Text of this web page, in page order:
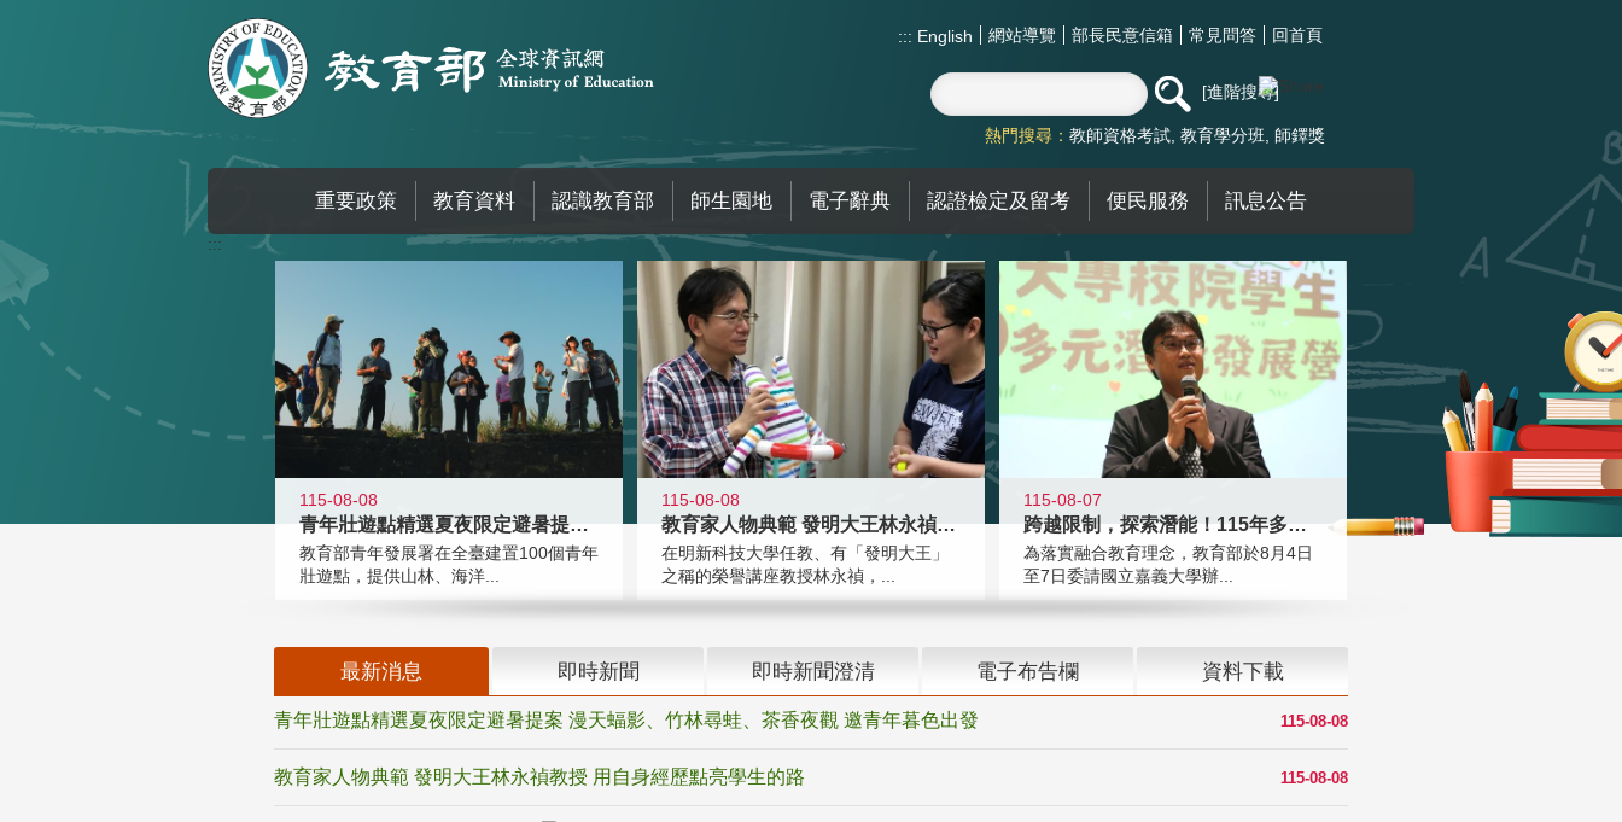
::: English 網站導覽 部長民意信箱 常見問答 回首頁
進階搜尋
熱門搜尋： 教師資格考試 教育學分班 師鐸獎
重要政策 教育資料 認識教育部 師生園地 電子辭典 認證檢定及留考 便民服務 訊息公告
:::
115-08-08
青年壯遊點精選夏夜限定避暑提案 漫
教育部青年發展署在全臺建置100個青年
壯遊點，提供山林、海洋...
115-08-08
教育家人物典範 發明大王林永禎教授
在明新科技大學任教、有「發明大王」
之稱的榮譽講座教授林永禎，...
115-08-07
跨越限制，探索潛能！115年多元潛
為落實融合教育理念，教育部於8月4日
至7日委請國立嘉義大學辦...
最新消息 即時新聞 即時新聞澄清 電子布告欄 資料下載
115-08-08
青年壯遊點精選夏夜限定避暑提案 漫天蝠影、竹林尋蛙、茶香夜觀 邀青年暮色出發
115-08-08
教育家人物典範 發明大王林永禎教授 用自身經歷點亮學生的路